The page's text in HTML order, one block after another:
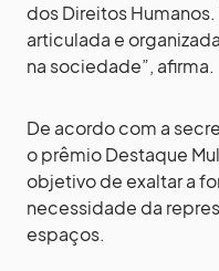
dos Direitos
articulada e
na sociedade”, afirma.
De acordo com a
o prêmio Destaque
objetivo de exaltar a
necessidade da
espaços.